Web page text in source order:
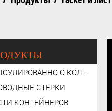
СТЕРКИ
КОНТЕЙНЕРОВ